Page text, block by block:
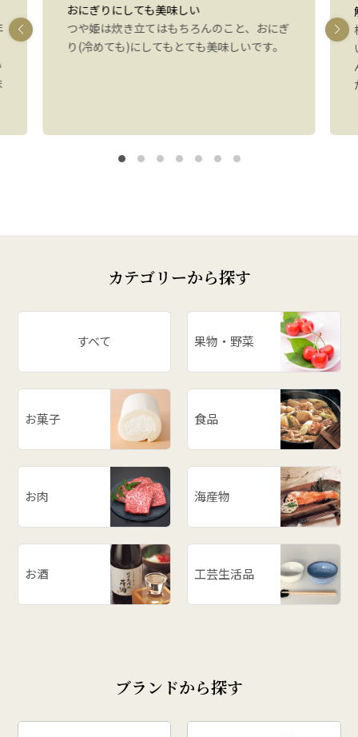
おにぎりにしても美味しい
つや姫は炊き立てはもちろんのこと、おにぎ
り(冷めても)にしてもとても美味しいです。
カテゴリーから探す
すべて 果物・野菜
お菓子 食品
お肉 海産物
お酒 工芸生活品
ブランドから探す